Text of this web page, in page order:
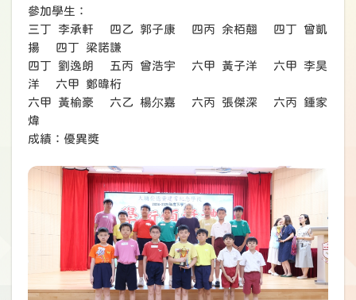
參加學生：
三丁 李承軒 四乙 郭子康 四丙 余栢翹 四丁 曾凱
揚 四丁 梁諾謙
四丁 劉逸朗 五丙 曾浩宇 六甲 黃子洋 六甲 李昊
洋 六甲 鄭暐桁
六甲 黃榆豪 六乙 楊尔嘉 六丙 張傑深 六丙 鍾家
煒
成績：優異獎